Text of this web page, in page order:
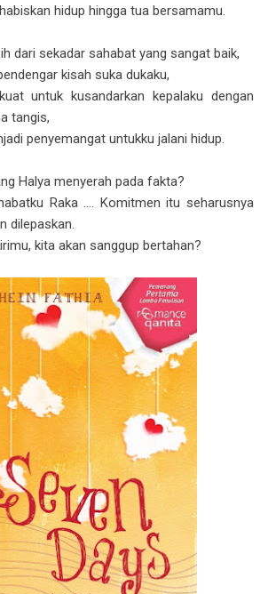
hidup hingga tua bersamamu.
dari sekadar sahabat yang sangat baik,
kisah suka dukaku,
untuk kusandarkan kepalaku dengan
tangis,
penyemangat untukku jalani hidup.
Halya menyerah pada fakta?
Raka .... Komitmen itu seharusnya
dilepaskan.
kita akan sanggup bertahan?